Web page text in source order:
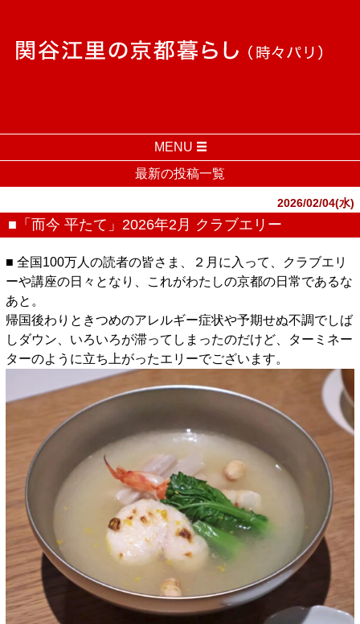
MENU
最新の投稿一覧
2026/02/04(水)
■「而今 平たて」2026年2月 クラブエリー
■ 全国100万人の読者の皆さま、２月に入って、クラブエリ
ーや講座の日々となり、これがわたしの京都の日常であるな
あと。
帰国後わりときつめのアレルギー症状や予期せぬ不調でしば
しダウン、いろいろが滞ってしまったのだけど、ターミネー
ターのように立ち上がったエリーでございます。